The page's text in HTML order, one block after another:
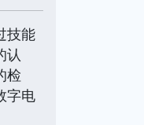
技能
认
检
字电